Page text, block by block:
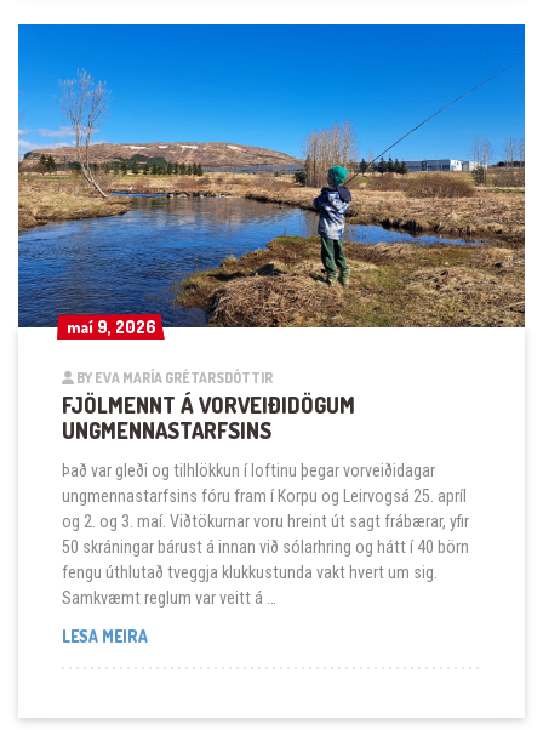
maí 9, 2026
maí 9, 2026
BY EVA MARÍA GRÉTARSDÓTTIR
FJÖLMENNT Á VORVEIÐIDÖGUM
UNGMENNASTARFSINS
Það var gleði og tilhlökkun í loftinu þegar vorveiðidagar
ungmennastarfsins fóru fram í Korpu og Leirvogsá 25. apríl
og 2. og 3. maí. Viðtökurnar voru hreint út sagt frábærar, yfir
50 skráningar bárust á innan við sólarhring og hátt í 40 börn
fengu úthlutað tveggja klukkustunda vakt hvert um sig.
Samkvæmt reglum var veitt á …
LESA MEIRAFJÖLMENNT Á VORVEIÐIDÖGUM